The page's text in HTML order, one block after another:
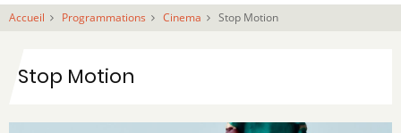
Accueil Programmations Cinema Stop Motion
Stop Motion